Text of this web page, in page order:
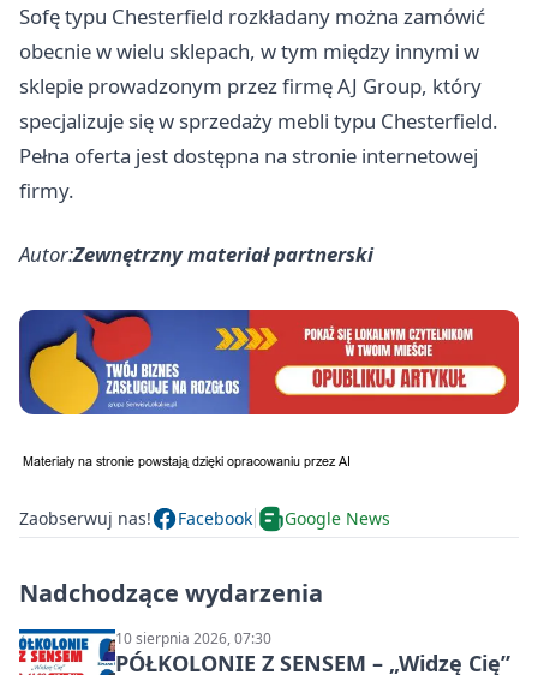
Sofę typu Chesterfield rozkładany można zamówić
obecnie w wielu sklepach, w tym między innymi w
sklepie prowadzonym przez firmę AJ Group, który
specjalizuje się w sprzedaży mebli typu Chesterfield.
Pełna oferta jest dostępna na stronie internetowej
firmy.
Autor:Zewnętrzny materiał partnerski
Zaobserwuj nas! Facebook Google News
Nadchodzące wydarzenia
10 sierpnia 2026, 07:30
PÓŁKOLONIE Z SENSEM – „Widzę Cię”